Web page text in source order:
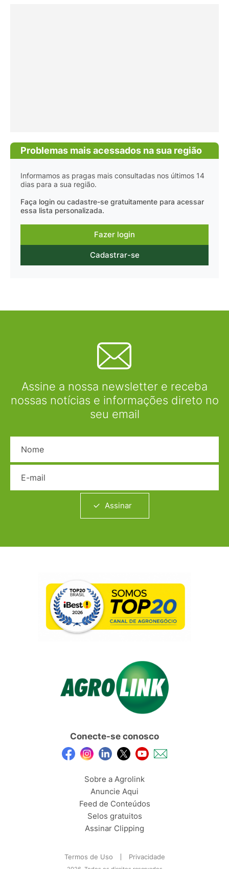
Problemas mais acessados na sua região
Informamos as pragas mais consultadas nos últimos 14
dias para a sua região.
Faça login ou cadastre-se gratuitamente para acessar
essa lista personalizada.
Fazer login
Cadastrar-se
Assine a nossa newsletter e receba
nossas notícias e informações direto no
seu email
Assinar
Conecte-se conosco
Sobre a Agrolink
Anuncie Aqui
Feed de Conteúdos
Selos gratuitos
Assinar Clipping
Termos de Uso Privacidade